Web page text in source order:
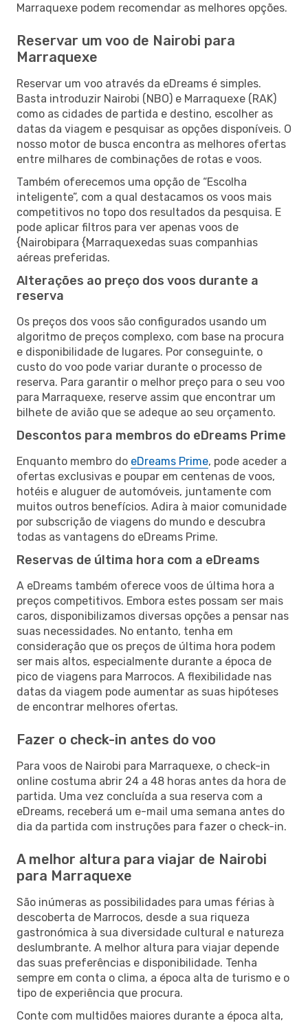
Marraquexe podem recomendar as melhores opções.
Reservar um voo de Nairobi para
Marraquexe
Reservar um voo através da eDreams é simples.
Basta introduzir Nairobi (NBO) e Marraquexe (RAK)
como as cidades de partida e destino, escolher as
datas da viagem e pesquisar as opções disponíveis. O
nosso motor de busca encontra as melhores ofertas
entre milhares de combinações de rotas e voos.
Também oferecemos uma opção de “Escolha
inteligente”, com a qual destacamos os voos mais
competitivos no topo dos resultados da pesquisa. E
pode aplicar filtros para ver apenas voos de
{Nairobipara {Marraquexedas suas companhias
aéreas preferidas.
Alterações ao preço dos voos durante a
reserva
Os preços dos voos são configurados usando um
algoritmo de preços complexo, com base na procura
e disponibilidade de lugares. Por conseguinte, o
custo do voo pode variar durante o processo de
reserva. Para garantir o melhor preço para o seu voo
para Marraquexe, reserve assim que encontrar um
bilhete de avião que se adeque ao seu orçamento.
Descontos para membros do eDreams Prime
Enquanto membro do eDreams Prime, pode aceder a
ofertas exclusivas e poupar em centenas de voos,
hotéis e aluguer de automóveis, juntamente com
muitos outros benefícios. Adira à maior comunidade
por subscrição de viagens do mundo e descubra
todas as vantagens do eDreams Prime.
Reservas de última hora com a eDreams
A eDreams também oferece voos de última hora a
preços competitivos. Embora estes possam ser mais
caros, disponibilizamos diversas opções a pensar nas
suas necessidades. No entanto, tenha em
consideração que os preços de última hora podem
ser mais altos, especialmente durante a época de
pico de viagens para Marrocos. A flexibilidade nas
datas da viagem pode aumentar as suas hipóteses
de encontrar melhores ofertas.
Fazer o check-in antes do voo
Para voos de Nairobi para Marraquexe, o check-in
online costuma abrir 24 a 48 horas antes da hora de
partida. Uma vez concluída a sua reserva com a
eDreams, receberá um e-mail uma semana antes do
dia da partida com instruções para fazer o check-in.
A melhor altura para viajar de Nairobi
para Marraquexe
São inúmeras as possibilidades para umas férias à
descoberta de Marrocos, desde a sua riqueza
gastronómica à sua diversidade cultural e natureza
deslumbrante. A melhor altura para viajar depende
das suas preferências e disponibilidade. Tenha
sempre em conta o clima, a época alta de turismo e o
tipo de experiência que procura.
Conte com multidões maiores durante a época alta,